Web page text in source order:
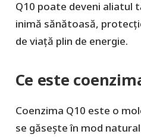
Q10 poate deveni aliatul
inimă sănătoasă,
de viață plin de energie.
Ce este
Coenzima Q10 este o
se găsește în mod